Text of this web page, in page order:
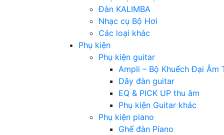
Đàn KALIMBA
Nhạc cụ Bộ Hơi
Các loại khác
Phụ kiện
Phụ kiện guitar
Ampli – Bộ Khuếch Đại Âm
Dây đàn guitar
EQ & PICK UP thu âm
Phụ kiện Guitar khác
Phụ kiện piano
Ghế đàn Piano